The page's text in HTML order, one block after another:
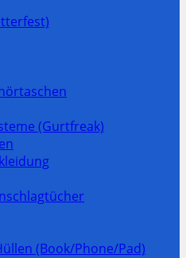
(Gurtfreak)
(Book/Phone/Pad)